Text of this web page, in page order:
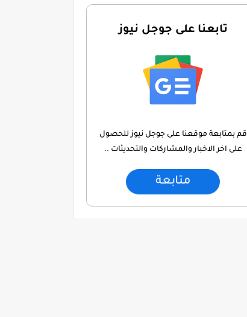
تابعنا على جوجل نيوز
قم بمتابعة موقعنا على جوجل نيوز للحصول
على اخر الاخبار والمشاركات والتحديثات ..
متابعة